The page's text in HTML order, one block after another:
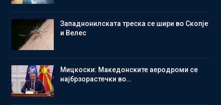
Западнонилската треска се шири во Скопје
и Велес
Мицкоски: Македонските аеродроми се
најбрзорастечки во…